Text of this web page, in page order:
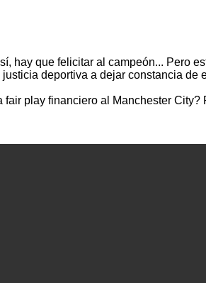
hay que felicitar al campeón... Pero
deportiva a dejar constancia de
play financiero al Manchester